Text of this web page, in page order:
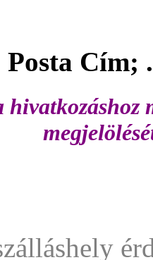
Cím;
hivatkozáshoz